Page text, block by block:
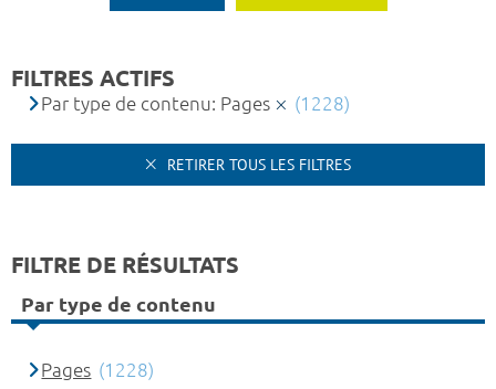
FILTRES ACTIFS
Par type de contenu: Pages (1228)
RETIRER TOUS LES FILTRES
FILTRE DE RÉSULTATS
Par type de contenu
Pages (1228)